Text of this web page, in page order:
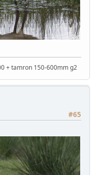
+ tamron 150-600mm g2
#65